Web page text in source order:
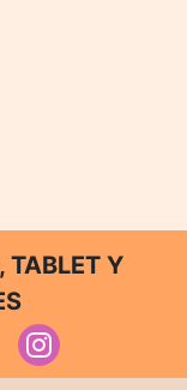
TABLET Y